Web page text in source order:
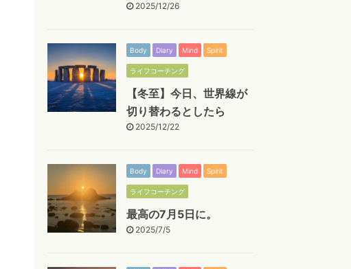
2025/12/26
Body Diary Mind Spirit
ライフコーチング
【冬至】今日、世界線が
切り替わるとしたら
2025/12/22
Body Diary Mind Spirit
ライフコーチング
最高の7月5日に。
2025/7/5